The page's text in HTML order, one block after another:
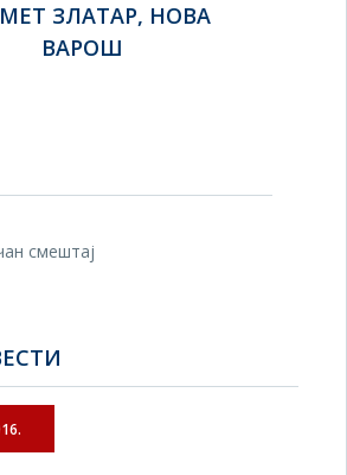
ЗЛАТАР, НОВА
ВАРОШ
смештај